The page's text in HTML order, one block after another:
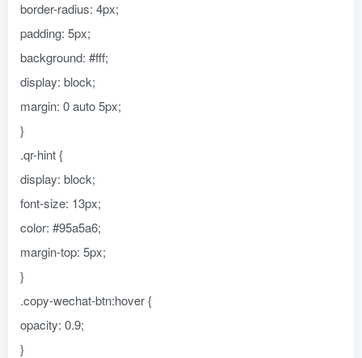
border-radius: 4px;
padding: 5px;
background: #fff;
display: block;
margin: 0 auto 5px;
}
.qr-hint {
display: block;
font-size: 13px;
color: #95a5a6;
margin-top: 5px;
}
.copy-wechat-btn:hover {
opacity: 0.9;
}